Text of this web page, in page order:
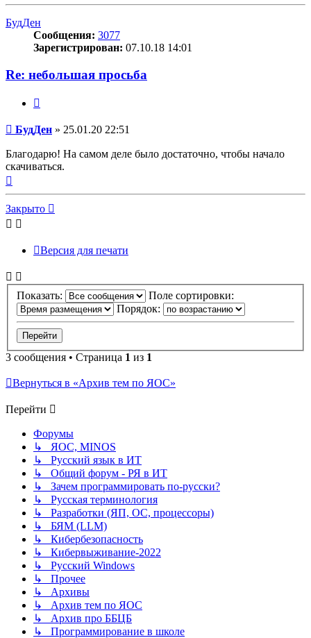
БудДен
Сообщения: 3077
Зарегистрирован: 07.10.18 14:01
Re: небольшая просьба
Сообщение
БудДен » 25.01.20 22:51
Благодарю! На самом деле было достаточно, чтобы начало
скачиваться.
Закрыто
Версия для печати
Показать:
Поле сортировки:
Порядок:
3 сообщения • Страница 1 из 1
Вернуться в «Архив тем по ЯОС»
Перейти
Форумы
↳ ЯОС, MINOS
↳ Русский язык в ИТ
↳ Общий форум - РЯ в ИТ
↳ Зачем программировать по-русски?
↳ Русская терминология
↳ Разработки (ЯП, ОС, процессоры)
↳ БЯМ (LLM)
↳ Кибербезопасность
↳ Кибервыживание-2022
↳ Русский Windows
↳ Прочее
↳ Архивы
↳ Архив тем по ЯОС
↳ Архив про ББЦБ
↳ Программирование в школе